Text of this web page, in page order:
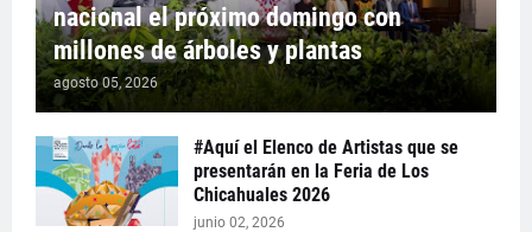
nacional el próximo domingo con
millones de árboles y plantas
agosto 05, 2026
#Aquí el Elenco de Artistas que se
presentarán en la Feria de Los
Chicahuales 2026
junio 02, 2026